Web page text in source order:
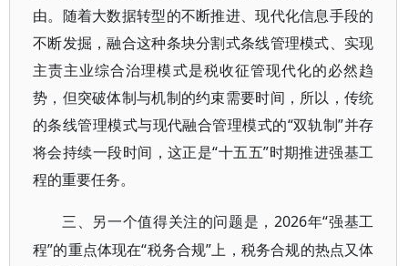
由。随着大数据转型的不断推进、现代化信息手段的
不断发掘，融合这种条块分割式条线管理模式、实现
主责主业综合治理模式是税收征管现代化的必然趋
势，但突破体制与机制的约束需要时间，所以，传统
的条线管理模式与现代融合管理模式的“双轨制”并存
将会持续一段时间，这正是“十五五”时期推进强基工
程的重要任务。
三、另一个值得关注的问题是， 2026年“强基工
程”的重点体现在“税务合规”上，税务合规的热点又体